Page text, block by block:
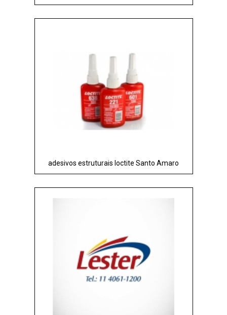
adesivos estruturais loctite Santo Amaro